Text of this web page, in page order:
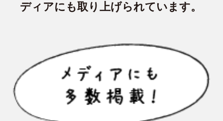
ディアにも取り上げられています。